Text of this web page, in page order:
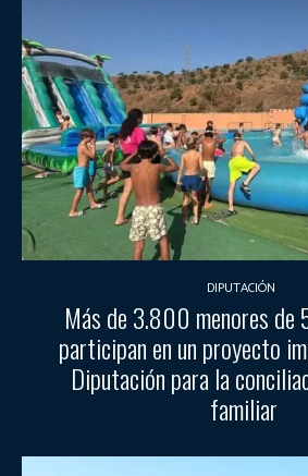
DIPUTACIÓN
Más de 3.800 menores de
participan en un proyecto
Diputación para la
familiar